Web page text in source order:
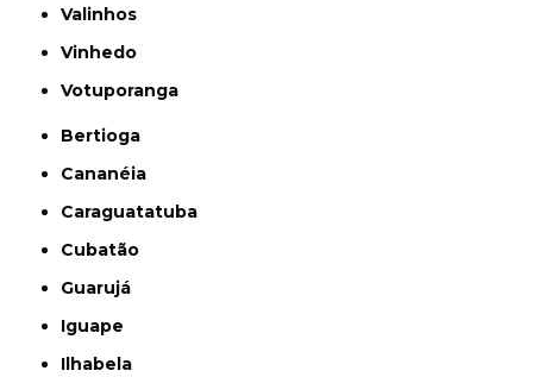
Valinhos
Vinhedo
Votuporanga
Bertioga
Cananéia
Caraguatatuba
Cubatão
Guarujá
Iguape
Ilhabela